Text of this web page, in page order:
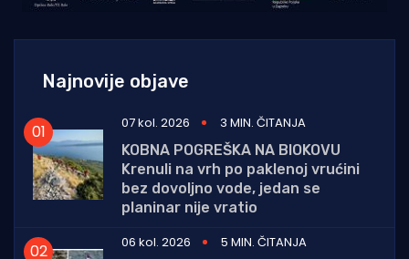
Najnovije objave
07 kol. 2026
3 MIN. ČITANJA
KOBNA POGREŠKA NA BIOKOVU
Krenuli na vrh po paklenoj vrućini
bez dovoljno vode, jedan se
planinar nije vratio
06 kol. 2026
5 MIN. ČITANJA